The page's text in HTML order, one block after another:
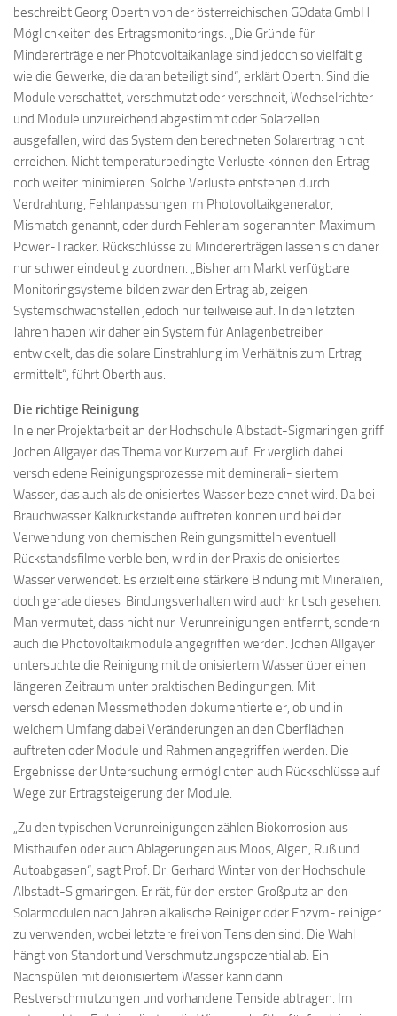
beschreibt Georg Oberth von der österreichischen GOdata GmbH
Möglichkeiten des Ertragsmonitorings. „Die Gründe für
Mindererträge einer Photovoltaikanlage sind jedoch so vielfältig
wie die Gewerke, die daran beteiligt sind“, erklärt Oberth. Sind die
Module verschattet, verschmutzt oder verschneit, Wechselrichter
und Module unzureichend abgestimmt oder Solarzellen
ausgefallen, wird das System den berechneten Solarertrag nicht
erreichen. Nicht temperaturbedingte Verluste können den Ertrag
noch weiter minimieren. Solche Verluste entstehen durch
Verdrahtung, Fehlanpassungen im Photovoltaikgenerator,
Mismatch genannt, oder durch Fehler am sogenannten Maximum-
Power-Tracker. Rückschlüsse zu Mindererträgen lassen sich daher
nur schwer eindeutig zuordnen. „Bisher am Markt verfügbare
Monitoringsysteme bilden zwar den Ertrag ab, zeigen
Systemschwachstellen jedoch nur teilweise auf. In den letzten
Jahren haben wir daher ein System für Anlagenbetreiber
entwickelt, das die solare Einstrahlung im Verhältnis zum Ertrag
ermittelt“, führt Oberth aus.
Die richtige Reinigung
In einer Projektarbeit an der Hochschule Albstadt-Sigmaringen griff
Jochen Allgayer das Thema vor Kurzem auf. Er verglich dabei
verschiedene Reinigungsprozesse mit deminerali- siertem
Wasser, das auch als deionisiertes Wasser bezeichnet wird. Da bei
Brauchwasser Kalkrückstände auftreten können und bei der
Verwendung von chemischen Reinigungsmitteln eventuell
Rückstandsfilme verbleiben, wird in der Praxis deionisiertes
Wasser verwendet. Es erzielt eine stärkere Bindung mit Mineralien,
doch gerade dieses Bindungsverhalten wird auch kritisch gesehen.
Man vermutet, dass nicht nur Verunreinigungen entfernt, sondern
auch die Photovoltaikmodule angegriffen werden. Jochen Allgayer
untersuchte die Reinigung mit deionisiertem Wasser über einen
längeren Zeitraum unter praktischen Bedingungen. Mit
verschiedenen Messmethoden dokumentierte er, ob und in
welchem Umfang dabei Veränderungen an den Oberflächen
auftreten oder Module und Rahmen angegriffen werden. Die
Ergebnisse der Untersuchung ermöglichten auch Rückschlüsse auf
Wege zur Ertragsteigerung der Module.
„Zu den typischen Verunreinigungen zählen Biokorrosion aus
Misthaufen oder auch Ablagerungen aus Moos, Algen, Ruß und
Autoabgasen“, sagt Prof. Dr. Gerhard Winter von der Hochschule
Albstadt-Sigmaringen. Er rät, für den ersten Großputz an den
Solarmodulen nach Jahren alkalische Reiniger oder Enzym- reiniger
zu verwenden, wobei letztere frei von Tensiden sind. Die Wahl
hängt von Standort und Verschmutzungspozential ab. Ein
Nachspülen mit deionisiertem Wasser kann dann
Restverschmutzungen und vorhandene Tenside abtragen. Im